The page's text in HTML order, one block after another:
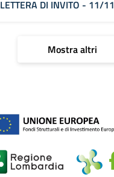
LETTERA DI INVITO - 11/
Mostra altri